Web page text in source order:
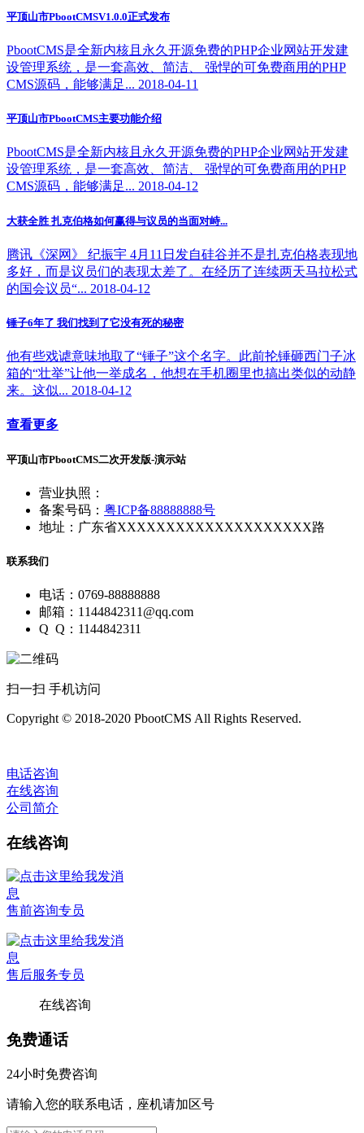
平顶山市PbootCMSV1.0.0正式发布
PbootCMS是全新内核且永久开源免费的PHP企业网站开发建
设管理系统，是一套高效、简洁、 强悍的可免费商用的PHP
CMS源码，能够满足... 2018-04-11
平顶山市PbootCMS主要功能介绍
PbootCMS是全新内核且永久开源免费的PHP企业网站开发建
设管理系统，是一套高效、简洁、 强悍的可免费商用的PHP
CMS源码，能够满足... 2018-04-12
大获全胜 扎克伯格如何赢得与议员的当面对峙...
腾讯《深网》 纪振宇 4月11日发自硅谷并不是扎克伯格表现地
多好，而是议员们的表现太差了。在经历了连续两天马拉松式
的国会议员“... 2018-04-12
锤子6年了 我们找到了它没有死的秘密
他有些戏谑意味地取了“锤子”这个名字。此前抡锤砸西门子冰
箱的“壮举”让他一举成名，他想在手机圈里也搞出类似的动静
来。这似... 2018-04-12
查看更多
平顶山市PbootCMS二次开发版-演示站
营业执照：
备案号码： 粤ICP备88888888号
地址：广东省XXXXXXXXXXXXXXXXXXXX路
联系我们
电话：0769-88888888
邮箱：1144842311@qq.com
Q Q：1144842311
扫一扫 手机访问
Copyright © 2018-2020 PbootCMS All Rights Reserved.
电话咨询
在线咨询
公司简介
在线咨询
售前咨询专员
售后服务专员
在线咨询
免费通话
24小时免费咨询
请输入您的联系电话，座机请加区号